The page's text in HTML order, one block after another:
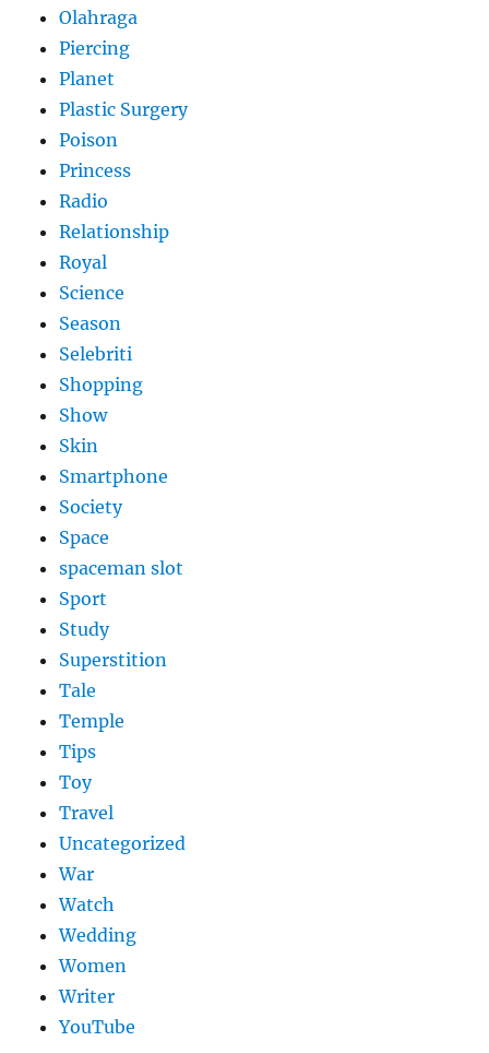
Olahraga
Piercing
Planet
Plastic Surgery
Poison
Princess
Radio
Relationship
Royal
Science
Season
Selebriti
Shopping
Show
Skin
Smartphone
Society
Space
spaceman slot
Sport
Study
Superstition
Tale
Temple
Tips
Toy
Travel
Uncategorized
War
Watch
Wedding
Women
Writer
YouTube